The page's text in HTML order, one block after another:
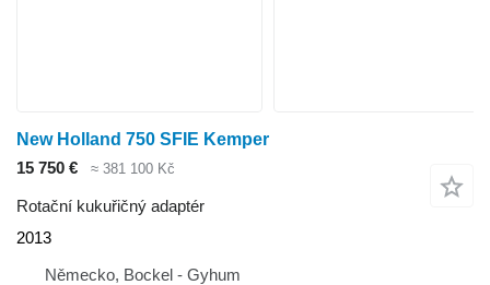
New Holland 750 SFIE Kemper
15 750 €
≈ 381 100 Kč
Rotační kukuřičný adaptér
2013
Německo, Bockel - Gyhum